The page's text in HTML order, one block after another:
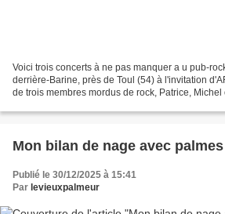
Voici trois concerts à ne pas manquer a u pub-
derrière-Barine, près de Toul (54) à l'invitation
de trois membres mordus de rock, Patrice, Michel
Mon bilan de nage avec
Publié le 30/12/2025 à 15:41
Par levieuxpalmeur